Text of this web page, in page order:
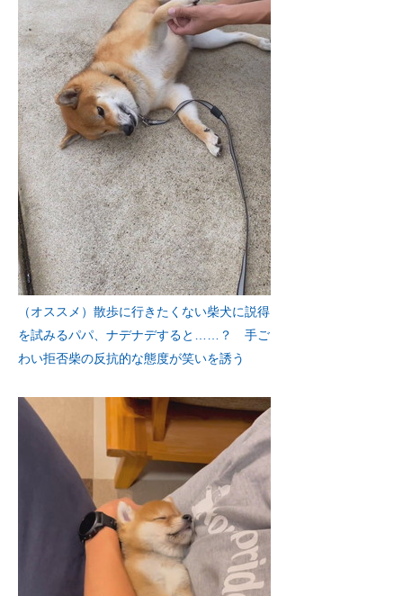
（オススメ）散歩に行きたくない柴犬に説得
を試みるパパ、ナデナデすると……？ 手ご
わい拒否柴の反抗的な態度が笑いを誘う